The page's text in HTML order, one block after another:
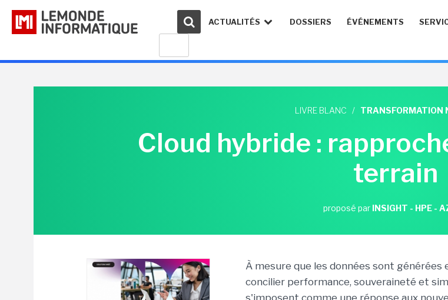
ACTUALITÉS DOSSIERS ÉVÉNEMENTS
LIVRE BLANC / TRANSFORMATION
Cloud hybride :
terrain
proposé par INSIGHT - HPE -
À mesure que les données sont
concilier performance, souveraineté et
s'imposent comme une réponse aux